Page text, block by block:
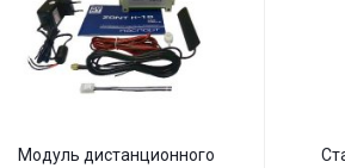
Модуль дистанционного